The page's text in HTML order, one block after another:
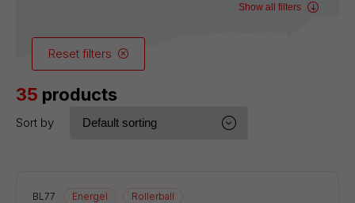
Show all filters
Reset filters
35 products
Sort by
BL77 Energel Rollerball